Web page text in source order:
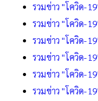
รวมข่าว "โควิด-
รวมข่าว "โควิด-
รวมข่าว "โควิด-
รวมข่าว "โควิด-
รวมข่าว "โควิด-
รวมข่าว "โควิด-